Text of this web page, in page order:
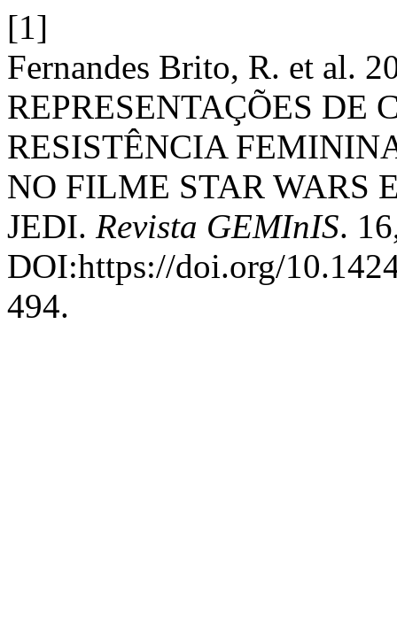
[1]
Fernandes Brito, R. et al.
REPRESENTAÇÕES DE
RESISTÊNCIA
NO FILME STAR WARS
JEDI. Revista GEMInIS.
DOI:https://doi.org/
494.